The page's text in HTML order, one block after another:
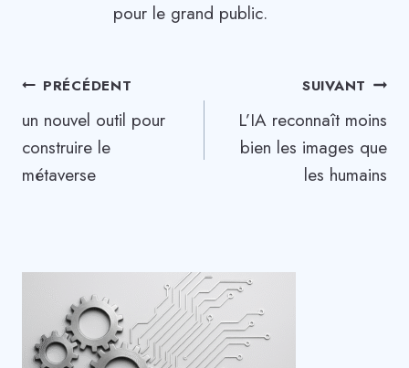
pour le grand public.
Navigation
de
l’article
PRÉCÉDENT
un nouvel outil pour
construire le
métaverse
SUIVANT
L’IA reconnaît moins
bien les images que
les humains